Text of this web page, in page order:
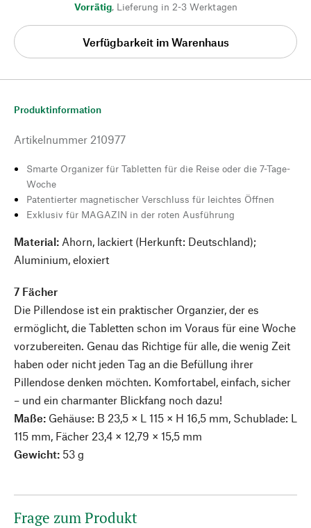
Vorrätig, Lieferung in 2-3 Werktagen
Verfügbarkeit im Warenhaus
Produktinformation
Artikelnummer 210977
Smarte Organizer für Tabletten für die Reise oder die 7-Tage-
Woche
Patentierter magnetischer Verschluss für leichtes Öffnen
Exklusiv für MAGAZIN in der roten Ausführung
Material: Ahorn, lackiert (Herkunft: Deutschland);
Aluminium, eloxiert
7 Fächer
Die Pillendose ist ein praktischer Organzier, der es
ermöglicht, die Tabletten schon im Voraus für eine Woche
vorzubereiten. Genau das Richtige für alle, die wenig Zeit
haben oder nicht jeden Tag an die Befüllung ihrer
Pillendose denken möchten. Komfortabel, einfach, sicher
– und ein charmanter Blickfang noch dazu!
Maße: Gehäuse: B 23,5 × L 115 × H 16,5 mm, Schublade: L
115 mm, Fächer 23,4 × 12,79 × 15,5 mm
Gewicht: 53 g
Frage zum Produkt